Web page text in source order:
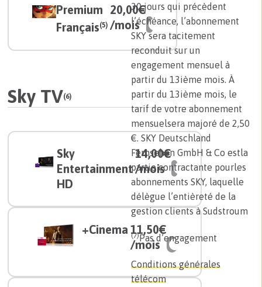
Premium
Français(5)
20,00€
/mois
Sky TV(6)
Sky
Entertainment
HD
14,00€
/mois
+Cinema 11,50€
/mois
30 jours qui précèdent
l’échéance, l’abonnement
SKY sera tacitement
reconduit sur un
engagement mensuel à
partir du 13ième mois. À
partir du 13ième mois, le
tarif de votre abonnement
mensuelsera majoré de 2,50
€. SKY Deutschland
Fernsehen GmbH & Co estla
partie contractante pourles
abonnements SKY, laquelle
délègue l’entièreté de la
gestion clients à Sudstroum
(7)Pas d’engagement
Conditions générales
télécom